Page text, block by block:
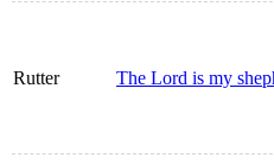
Rutter The Lord is my